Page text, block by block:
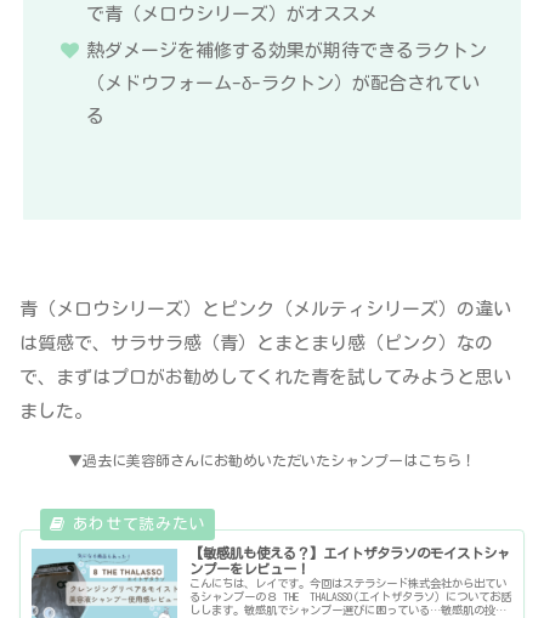
で青（メロウシリーズ）がオススメ
熱ダメージを補修する効果が期待できるラクトン
（メドウフォーム-δ-ラクトン）が配合されてい
る
青（メロウシリーズ）とピンク（メルティシリーズ）の違い
は質感で、サラサラ感（青）とまとまり感（ピンク）なの
で、まずはプロがお勧めしてくれた青を試してみようと思い
ました。
▼過去に美容師さんにお勧めいただいたシャンプーはこちら！
【敏感肌も使える？】エイトザタラソのモイストシャ
ンプーをレビュー！
こんにちは、レイです。今回はステラシード株式会社から出てい
るシャンプーの８ THE THALASSO(エイトザタラソ）についてお話
しします。敏感肌でシャンプー選びに困っている…敏感肌の投稿